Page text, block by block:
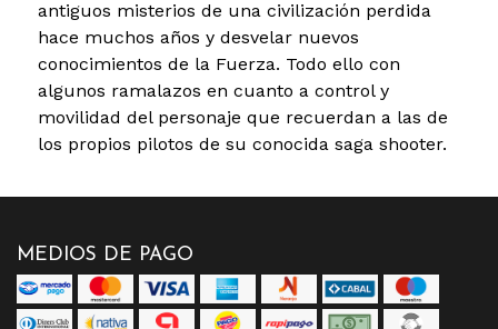
antiguos misterios de una civilización perdida
hace muchos años y desvelar nuevos
conocimientos de la Fuerza. Todo ello con
algunos ramalazos en cuanto a control y
movilidad del personaje que recuerdan a las de
los propios pilotos de su conocida saga shooter.
MEDIOS DE PAGO